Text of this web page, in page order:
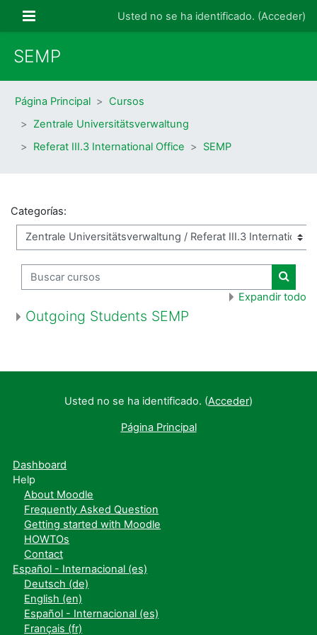
Panel lateralUsted no se ha identificado. (Acceder)
SEMP
Página Principal
Cursos
Zentrale Universitätsverwaltung
Referat III.3 International Office
SEMP
Categorías:
Buscar cursos
Expandir todo
Outgoing Students SEMP
Usted no se ha identificado. (Acceder)
Página Principal
Dashboard
Help
About Moodle
Frequently Asked Question
Getting started with Moodle
HOWTOs
Contact
Español - Internacional ‎(es)‎
Deutsch ‎(de)‎
English ‎(en)‎
Español - Internacional ‎(es)‎
Français ‎(fr)‎